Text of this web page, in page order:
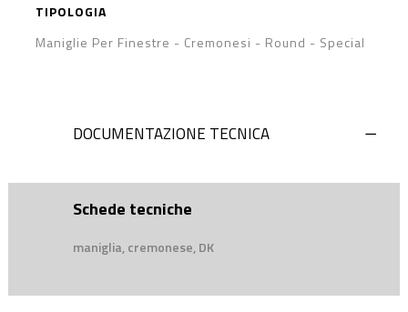
TIPOLOGIA
Maniglie Per Finestre - Cremonesi - Round - Special
DOCUMENTAZIONE TECNICA
Schede tecniche
maniglia, cremonese, DK